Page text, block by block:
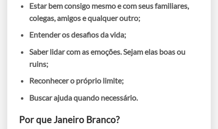
Estar bem consigo mesmo e com seus familiares,
colegas, amigos e qualquer outro;
Entender os desafios da vida;
Saber lidar com as emoções. Sejam elas boas ou
ruins;
Reconhecer o próprio limite;
Buscar ajuda quando necessário.
Por que Janeiro Branco?